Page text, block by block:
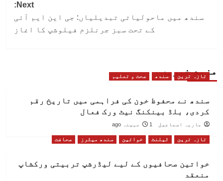
Next:
سندھ میں ماحولیاتی تبدیلیاں: جی این ایم آئی
کے تحت سبز جرنلزم فیلوشپ کا اغاز
مزید خبریں
تازہ ترین سندھ صحت و تعلیم
سندھ نے محفوظ خون کی فراہمی میں تاریخ رقم
کردی، بلڈ بینکنگ نیٹ ورک فعال
ماریہ اسماعیل 1 مہینہ ago
تازہ ترین ٹیلنٹ خواتین سندھ میٹرز صحافت
خواتین صحافیوں کے لیے لیڈرشپ تربیتی ورکشاپ
منعقد